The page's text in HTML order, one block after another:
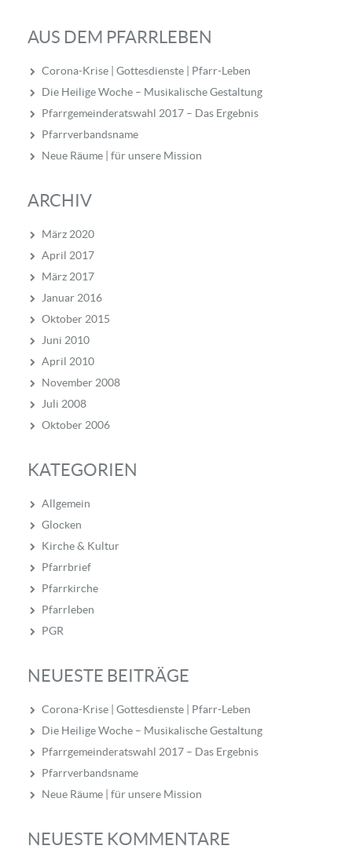
AUS DEM PFARRLEBEN
Corona-Krise | Gottesdienste | Pfarr-Leben
Die Heilige Woche – Musikalische Gestaltung
Pfarrgemeinderatswahl 2017 – Das Ergebnis
Pfarrverbandsname
Neue Räume | für unsere Mission
ARCHIV
März 2020
April 2017
März 2017
Januar 2016
Oktober 2015
Juni 2010
April 2010
November 2008
Juli 2008
Oktober 2006
KATEGORIEN
Allgemein
Glocken
Kirche & Kultur
Pfarrbrief
Pfarrkirche
Pfarrleben
PGR
NEUESTE BEITRÄGE
Corona-Krise | Gottesdienste | Pfarr-Leben
Die Heilige Woche – Musikalische Gestaltung
Pfarrgemeinderatswahl 2017 – Das Ergebnis
Pfarrverbandsname
Neue Räume | für unsere Mission
NEUESTE KOMMENTARE